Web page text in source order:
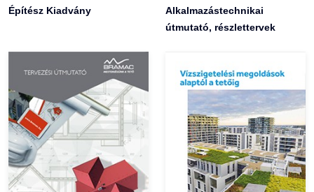
Építész Kiadvány
Alkalmazástechnikai
útmutató, részlettervek